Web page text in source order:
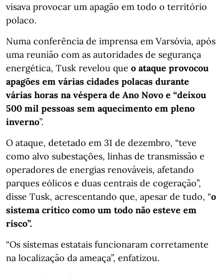
visava provocar um apagão em todo o território
polaco.
Numa conferência de imprensa em Varsóvia, após
uma reunião com as autoridades de segurança
energética, Tusk revelou que o ataque provocou
apagões em várias cidades polacas durante
várias horas na véspera de Ano Novo e “deixou
500 mil pessoas sem aquecimento em pleno
inverno”.
O ataque, detetado em 31 de dezembro, “teve
como alvo subestações, linhas de transmissão e
operadores de energias renováveis, afetando
parques eólicos e duas centrais de cogeração”,
disse Tusk, acrescentando que, apesar de tudo, “o
sistema crítico como um todo não esteve em
risco”.
“Os sistemas estatais funcionaram corretamente
na localização da ameaça”, enfatizou.